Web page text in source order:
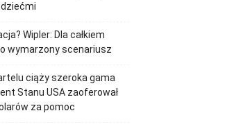
Wipler: Dla całkiem
wymarzony scenariusz
ciąży szeroka gama
Stanu USA zaoferował
za pomoc